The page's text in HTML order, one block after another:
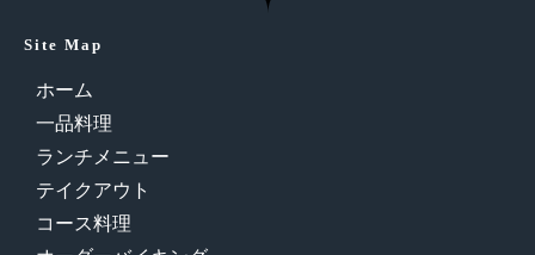
Site Map
ホーム
一品料理
ランチメニュー
テイクアウト
コース料理